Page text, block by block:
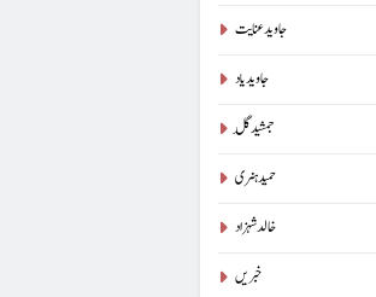
جاوید عنایت
جاوید یاد
جمشید گِل
حمید ہنری
خالد شہزاد
خبریں